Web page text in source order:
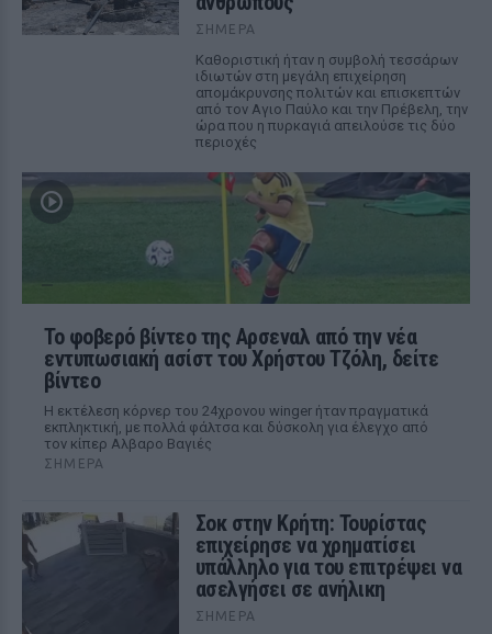
ΣΉΜΕΡΑ
Καθοριστική ήταν η συμβολή τεσσάρων
ιδιωτών στη μεγάλη επιχείρηση
απομάκρυνσης πολιτών και επισκεπτών
από τον Αγιο Παύλο και την Πρέβελη, την
ώρα που η πυρκαγιά απειλούσε τις δύο
περιοχές
Το φοβερό βίντεο της Αρσεναλ από την νέα
εντυπωσιακή ασίστ του Χρήστου Τζόλη, δείτε
βίντεο
Η εκτέλεση κόρνερ του 24χρονου winger ήταν πραγματικά
εκπληκτική, με πολλά φάλτσα και δύσκολη για έλεγχο από
τον κίπερ Αλβαρο Βαγιές
ΣΉΜΕΡΑ
Σοκ στην Κρήτη: Τουρίστας
επιχείρησε να χρηματίσει
υπάλληλο για του επιτρέψει να
ασελγήσει σε ανήλικη
ΣΉΜΕΡΑ